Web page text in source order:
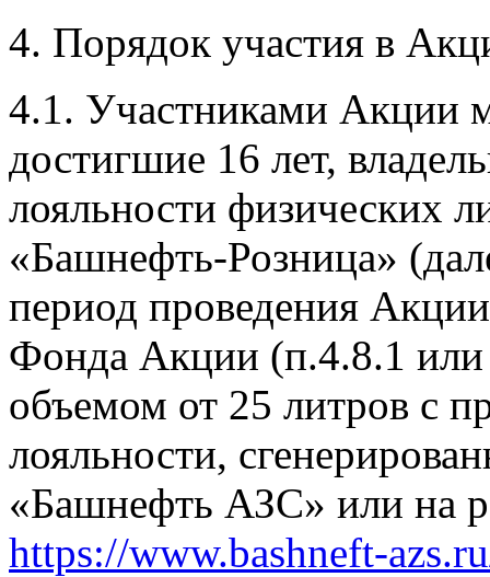
4. Порядок участия в
4.1. Участниками Акции
достигшие 16 лет,
лояльности физических
«Башнефть-Розница»
период проведения
Фонда Акции (п.4.8.1
объемом от 25 литров с
лояльности,
«Башнефть АЗС» или на
https://www.bashneft-